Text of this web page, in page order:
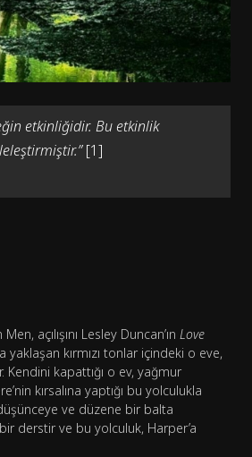
etkinliğidir. Bu etkinlik
[1]
açılışını Lesley Duncan’ın Love
yaklaşan kırmızı tonlar içindeki o eve,
Kendini kapattığı o ev, yağmur
kırsalına yaptığı bu yolculukla
ve düzene bir balta
derstir ve bu yolculuk, Harper’a